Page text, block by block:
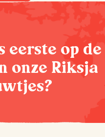
op de
onze Riksja